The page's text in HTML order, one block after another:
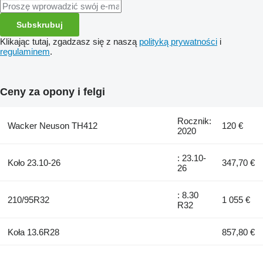
Subskrubuj
Klikając tutaj, zgadzasz się z naszą polityką prywatności i
regulaminem.
Ceny za opony i felgi
Wacker Neuson TH412
Rocznik:
2020
120 €
Koło 23.10-26
: 23.10-
26
347,70 €
210/95R32
: 8.30
R32
1 055 €
Koła 13.6R28 857,80 €